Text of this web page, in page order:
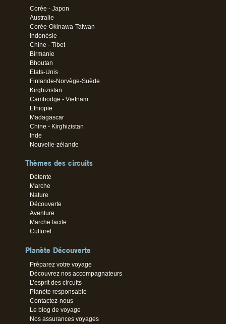
Corée - Japon
Australie
Corée-Okinawa-Taiwan
Indonésie
Chine - Tibet
Birmanie
Bhoutan
Etats-Unis
Finlande-Norvège-Suède
Kirghizistan
Cambodge - Vietnam
Ethiopie
Madagascar
Chine - Kirghizistan
Inde
Nouvelle-zélande
Thèmes des circuits
Détente
Marche
Nature
Découverte
Aventure
Marche facile
Culturel
Planète Découverte
Préparez votre voyage
Découvrez nos accompagnateurs
L’esprit des circuits
Planète responsable
Contactez-nous
Le blog de voyage
Nos assurances voyages